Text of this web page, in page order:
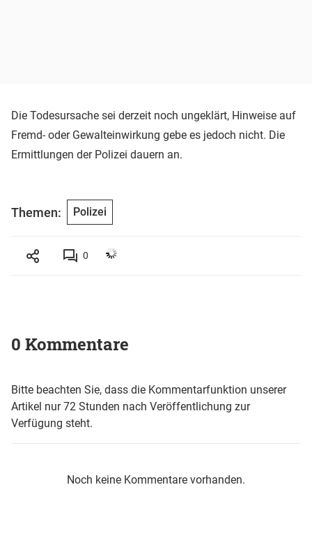
Die Todesursache sei derzeit noch ungeklärt, Hinweise auf
Fremd- oder Gewalteinwirkung gebe es jedoch nicht. Die
Ermittlungen der Polizei dauern an.
Themen: Polizei
0
0 Kommentare
Bitte beachten Sie, dass die Kommentarfunktion unserer
Artikel nur 72 Stunden nach Veröffentlichung zur
Verfügung steht.
Noch keine Kommentare vorhanden.